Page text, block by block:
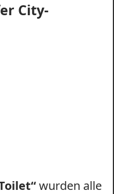
City-
wurden alle